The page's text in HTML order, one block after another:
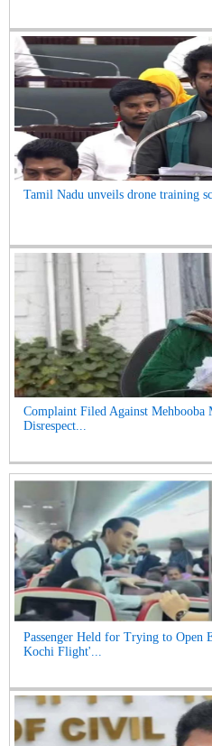
Tamil Nadu unveils drone training
Complaint Filed Against
Disrespect...
Passenger Held for Trying to
Kochi Flight'...